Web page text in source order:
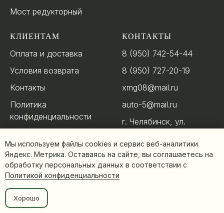
Мост редукторный
КЛИЕНТАМ
Оплата и доставка
Условия возврата
Контакты
Политика
конфиденциальности
КОНТАКТЫ
8 (950) 742-54-44
8 (950) 727-20-19
xmg08@mail.ru
auto-5@mail.ru
г. Челябинск, ул.
49
Мы используем файлы cookies и сервис веб-аналитики
Яндекс. Метрика. Оставаясь на сайте, вы соглашаетесь на
обработку персональных данных в соответствии с
Политикой конфиденциальности
Хорошо